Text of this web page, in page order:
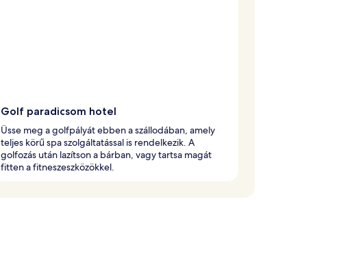
Golf paradicsom hotel
Üsse meg a golfpályát ebben a szállodában, amely
teljes körű spa szolgáltatással is rendelkezik. A
golfozás után lazítson a bárban, vagy tartsa magát
fitten a fitneszeszközökkel.